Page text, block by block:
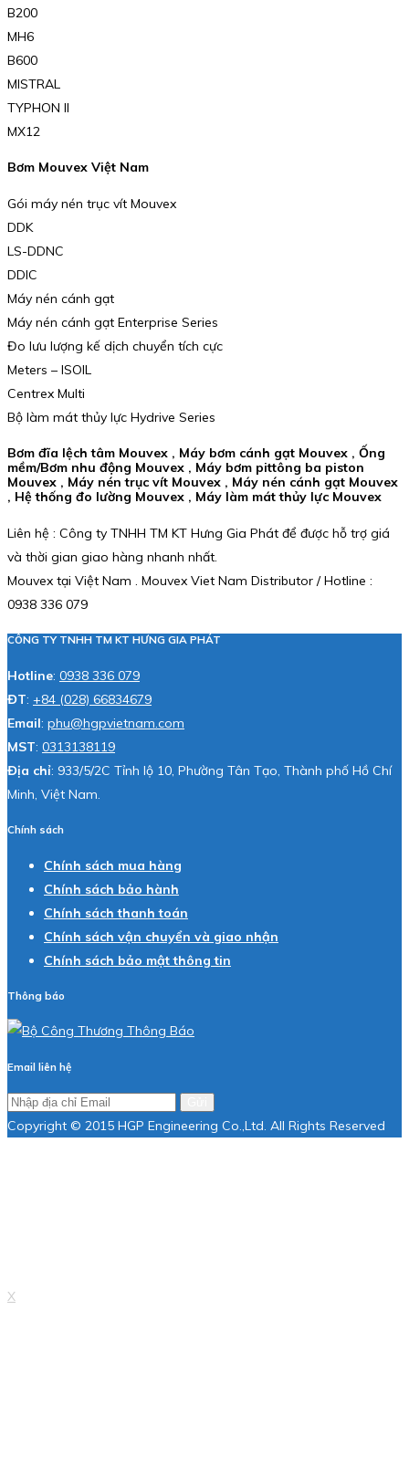
B200
MH6
B600
MISTRAL
TYPHON II
MX12
Bơm Mouvex Việt Nam
Gói máy nén trục vít Mouvex
DDK
LS-DDNC
DDIC
Máy nén cánh gạt
Máy nén cánh gạt Enterprise Series
Đo lưu lượng kế dịch chuyển tích cực
Meters – ISOIL
Centrex Multi
Bộ làm mát thủy lực Hydrive Series
Bơm đĩa lệch tâm Mouvex , Máy bơm cánh gạt Mouvex , Ống
mềm/Bơm nhu động Mouvex , Máy bơm pittông ba piston
Mouvex , Máy nén trục vít Mouvex , Máy nén cánh gạt Mouvex
, Hệ thống đo lường Mouvex , Máy làm mát thủy lực Mouvex
Liên hệ : Công ty TNHH TM KT Hưng Gia Phát để được hỗ trợ giá
và thời gian giao hàng nhanh nhất.
Mouvex tại Việt Nam . Mouvex Viet Nam Distributor / Hotline :
0938 336 079
CÔNG TY TNHH TM KT HƯNG GIA PHÁT
Hotline: 0938 336 079
ĐT: +84 (028) 66834679
Email: phu@hgpvietnam.com
MST: 0313138119
Địa chỉ: 933/5/2C Tỉnh lộ 10, Phường Tân Tạo, Thành phố Hồ Chí
Minh, Việt Nam.
Chính sách
Chính sách mua hàng
Chính sách bảo hành
Chính sách thanh toán
Chính sách vận chuyển và giao nhận
Chính sách bảo mật thông tin
Thông báo
Email liên hệ
Copyright © 2015 HGP Engineering Co.,Ltd. All Rights Reserved
X